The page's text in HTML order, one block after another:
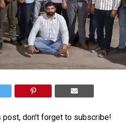
post, don't forget to subscribe!